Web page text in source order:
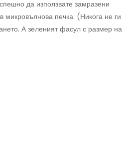
да използвате замразени
микровълнова печка. (Никога не ги
А зеленият фасул с размер на